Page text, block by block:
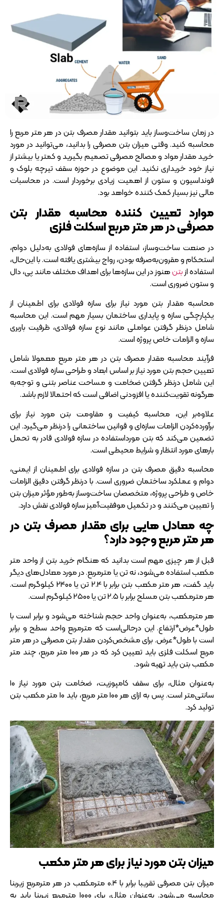
در زمان ساخت‌وساز باید بتوانید مقدار مصرف بتن در هر متر مربع را
محاسبه کنید. وقتی میزان بتن مصرفی را بدانید، می‌توانید در مورد
خرید مقدار مواد و مصالح مصرفی تصمیم بگیرید و کمتر یا بیشتر از
نیاز خود خریداری نکنید. این موضوع در حوزه سقف تیرچه بلوک و
فونداسیون و ستون از اهمیت زیادی برخوردار است. در محاسبات
مالی نیز بسیار کمک کننده خواهد بود.
موارد تعیین کننده محاسبه مقدار بتن
مصرفی در هر متر مربع اسکلت فلزی
در صنعت ساخت‌وساز، استفاده از سازه‌های فولادی به‌دلیل دوام،
استحکام و مقرون‌به‌صرفه بودن، رواج بیشتری یافته است. با این‌حال،
استفاده ازبتنهنوز در این سازه‌ها برای اهداف مختلف مانند پی، دال
و ستون ضروری است.
محاسبه مقدار بتن مورد نیاز برای سازه فولادی برای اطمینان از
یکپارچگی سازه و پایداری ساختمان بسیار مهم است. این محاسبه
شامل درنظر گرفتن عواملی مانند نوع سازه فولادی، ظرفیت باربری
سازه و الزامات خاص پروژه است.
فرآیند محاسبه مقدار مصرف بتن در هر متر مربع معمولا شامل
تعیین حجم بتن مورد نیاز بر اساس ابعاد و طراحی سازه فولادی است.
این شامل درنظر گرفتن ضخامت و مساحت عناصر بتنی و توجه‌به
هرگونه تقویت‌کننده یا افزودنی اضافی است که احتمالا لازم باشد.
علاوه‌بر این، محاسبه کیفیت و مقاومت بتن مورد نیاز برای
برآورده‌کردن الزامات سازه‌ای و قوانین ساختمانی را درنظر می‌گیرد. این
تضمین می‌کند که بتن مورداستفاده در سازه فولادی قادر به تحمل
بارهای مورد انتظار و شرایط محیطی است.
محاسبه دقیق مصرف بتن در سازه فولادی برای اطمینان از ایمنی،
دوام و عملکرد ساختمان ضروری است. با درنظر گرفتن دقیق الزامات
خاص و طراحی پروژه، متخصصان ساخت‌وساز به‌طور مؤثر میزان بتن
را تعیین می‌کنند و در تکمیل موفقیت‌آمیز سازه فولادی نقش دارد.
چه معادل‌ هایی برای مقدار مصرف بتن در
هر متر مربع وجود دارد؟
قبل از هر چیزی مهم است بدانید که هنگام خرید بتن از واحد متر
مکعب استفاده می‌شود، نه تن یا مترمربع. در مورد معادل‌های دیگر
باید گفت، هر متر مکعب بتن برابر با 2.4 تن یا 2400 کیلوگرم است.
هر مترمکعب بتن مسلح برابر با 2.5 تن یا 2500 کیلوگرم است.
هر مترمکعب، به‌عنوان واحد حجم شناخته می‌شود و برابر است با
طول*عرض*ارتفاع. این درحالی‌است که مترمربع واحد سطح و برابر
است با طول*عرض. برای مشخص‌کردن مقدار بتن مصرفی در هر متر
مربع اسکلت فلزی باید تعیین کرد که در هر 100 متر مربع، چند متر
مکعب بتن باید تهیه شود.
به‌عنوان مثال، برای سقف کامپوزیت، ضخامت بتن مورد نیاز 10
سانتی‌متر است. پس به ازای هر 100 متر مربع، باید 10 متر مکعب بتن
تولید کرد.
میزان بتن مورد نیاز برای هر متر مکعب
میزان بتن مصرفی تقریبا برابر با 0.4 مترمکعب در هر مترمربع زیربنا
محاسبه می‌شود. به‌عنوان مثال، برای 1000 مترمربع زیربنا باید به